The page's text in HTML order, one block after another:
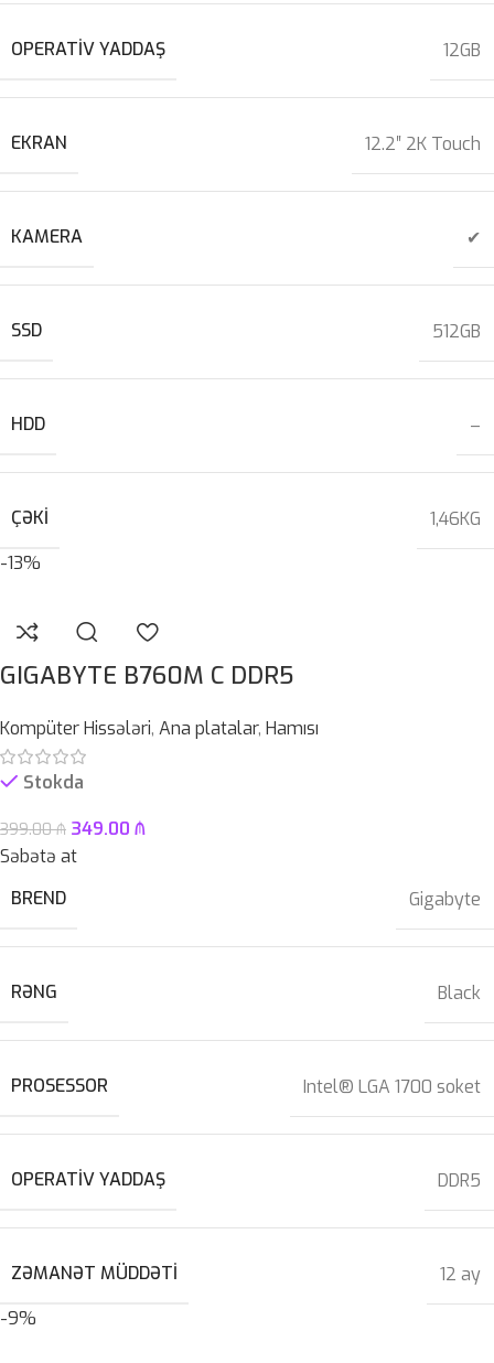
OPERATIV YADDAŞ 12GB
EKRAN 12.2″ 2K Touch
KAMERA ✔
SSD 512GB
HDD –
ÇƏKI
1,46KG
-13%
GIGABYTE B760M C DDR5
Kompüter Hissələri, Ana platalar, Hamısı
Stokda
399.00₼ 349.00 ₼
Səbətə at
BREND
Gigabyte
RƏNG Black
PROSESSOR Intel® LGA 1700 soket
OPERATIV YADDAŞ DDR5
ZƏMANƏT MÜDDƏTI
12 ay
-9%